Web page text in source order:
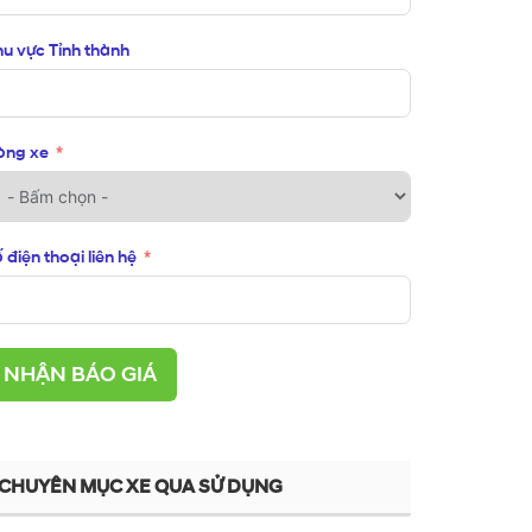
vực Tỉnh thành
xe
điện thoại liên hệ
NHẬN BÁO GIÁ
MỤC XE QUA SỬ DỤNG